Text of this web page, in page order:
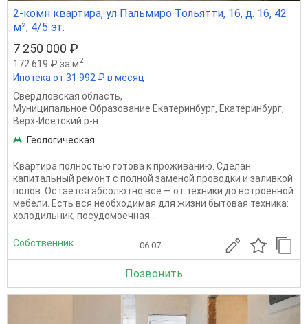
2-комн квартира, ул Пальмиро Тольятти, 16, д. 16, 42
м², 4/5 эт.
7 250 000 ₽
172 619 ₽ за м2
Ипотека от 31 992 ₽ в месяц
Свердловская область,
Муниципальное Образование Екатеринбург, Екатеринбург,
Верх-Исетский р-н
Геологическая
Квартира полностью готова к проживанию. Сделан
капитальный ремонт с полной заменой проводки и заливкой
полов. Остаётся абсолютно всё — от техники до встроенной
мебели. Есть вся необходимая для жизни бытовая техника:
холодильник, посудомоечная...
Собственник 06.07
Позвонить